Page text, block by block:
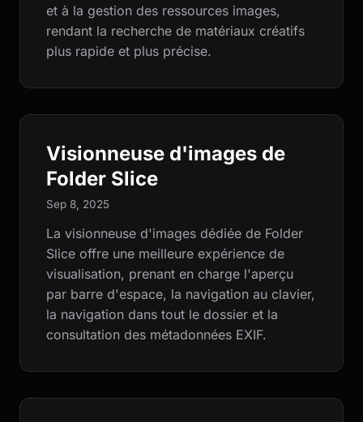
et à la gestion des ressources images,
rendant la recherche de matériaux créatifs
plus rapide et plus précise.
Visionneuse d'images de
Folder Slice
Sep 8, 2025
La visionneuse d'images dédiée de Folder
Slice offre une meilleure expérience de
visualisation, prenant en charge l'aperçu
par barre d'espace, la navigation au clavier,
la navigation dans tout le dossier et la
consultation des métadonnées EXIF.